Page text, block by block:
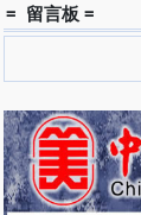
= 留言板 =